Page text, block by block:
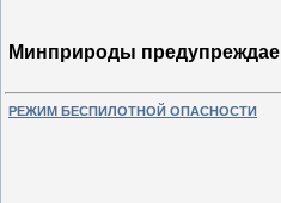
Минприроды предупреждае
РЕЖИМ БЕСПИЛОТНОЙ ОПАСНОСТИ